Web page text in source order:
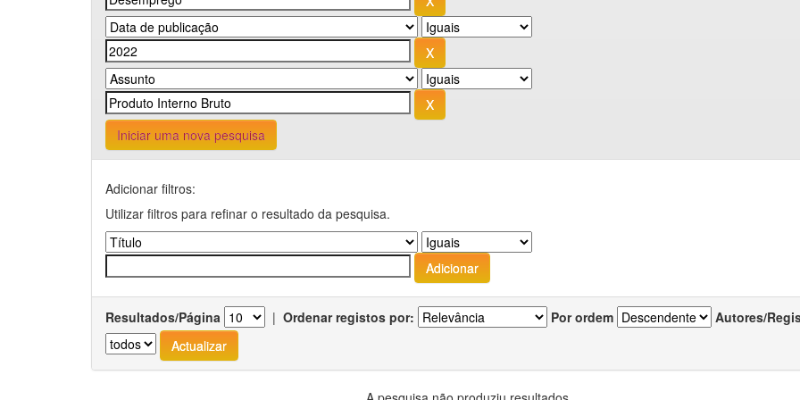
Iniciar uma nova pesquisa
Adicionar filtros:
Utilizar filtros para refinar o resultado da pesquisa.
Resultados/Página | Ordenar registos por: Por ordem Autores/